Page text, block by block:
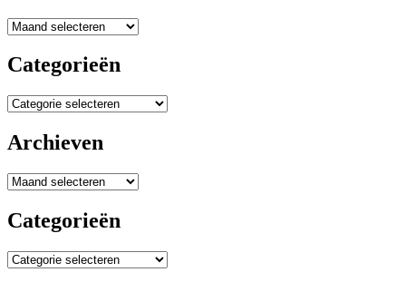
Archieven
Categorieën
Categorieën
Archieven
Archieven
Categorieën
Categorieën